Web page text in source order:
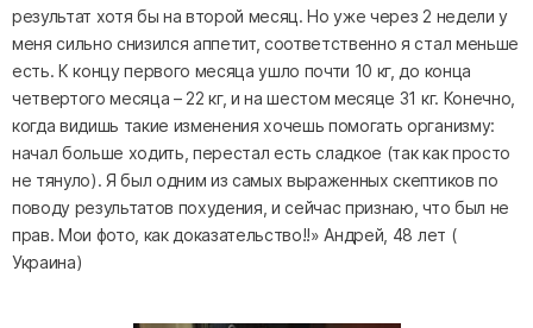
результат хотя бы на второй месяц. Но уже через 2 недели у
меня сильно снизился аппетит, соответственно я стал меньше
есть. К концу первого месяца ушло почти 10 кг, до конца
четвертого месяца – 22 кг, и на шестом месяце 31 кг. Конечно,
когда видишь такие изменения хочешь помогать организму:
начал больше ходить, перестал есть сладкое (так как просто
не тянуло). Я был одним из самых выраженных скептиков по
поводу результатов похудения, и сейчас признаю, что был не
прав. Мои фото, как доказательство!!» Андрей, 48 лет (
Украина)